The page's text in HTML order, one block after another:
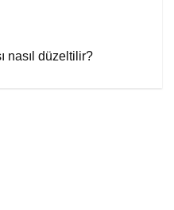
nasıl düzeltilir?